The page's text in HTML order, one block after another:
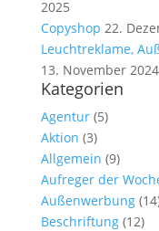
2025
Copyshop 22.
Leuchtreklame,
13. November 2024
Kategorien
Agentur(5)
Aktion (3)
Allgemein (9)
Aufreger der
Außenwerbung
Beschriftung(12)